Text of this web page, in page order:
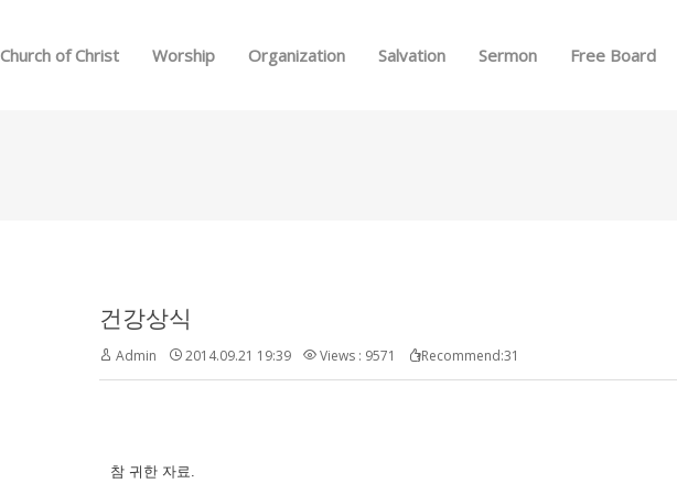
Church of Christ Worship Organization Salvation Sermon Free Board
건강상식
Admin 2014.09.21 19:39 Views : 9571 Recommend:31
참 귀한 자료.